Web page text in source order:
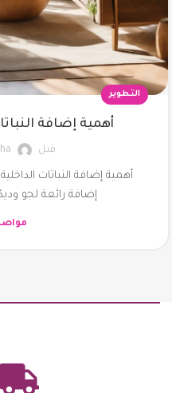
التطوير
أهمية إضافة
قبل
أهمية إضافة النباتات
إضافة رائعة لجو